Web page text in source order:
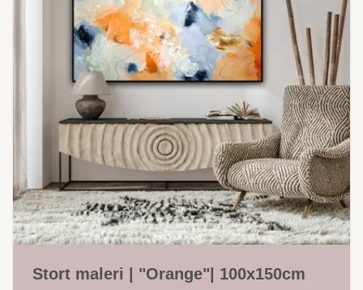
Stort maleri | "Orange"| 100x150cm